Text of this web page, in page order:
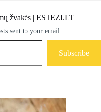
žvakės | ESTEZI.LT
sent to your email.
Subscribe